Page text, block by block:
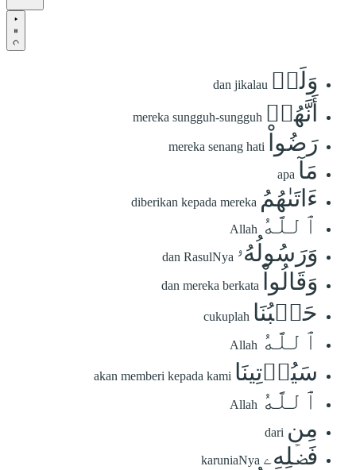
وَلَوۡ dan jikalau
أَنَّهُمۡ mereka sungguh-sungguh
رَضُواْ mereka senang hati
مَآ apa
ءَاتَىٰهُمُ diberikan kepada mereka
ٱللَّهُ Allah
وَرَسُولُهُۥ dan RasulNya
وَقَالُواْ dan mereka berkata
حَسۡبُنَا cukuplah
ٱللَّهُ Allah
سَيُؤۡتِينَا akan memberi kepada kami
ٱللَّهُ Allah
مِن dari
فَضۡلِهِۦ karuniaNya